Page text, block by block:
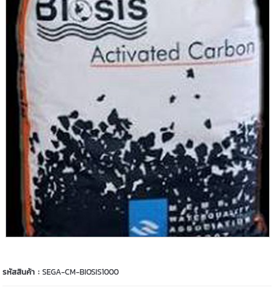
รหัสสินค้า :SEGA-CM-BIOSIS1000